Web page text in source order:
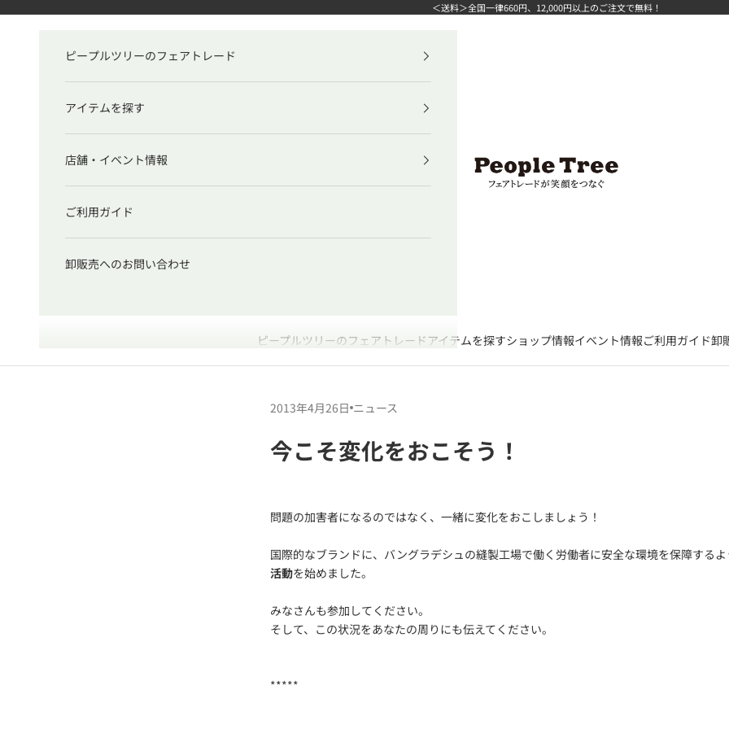
＜送料＞全国一律660円、12,000円以上のご注文で無料！
ピープルツリー公式オンラインショップ
ピープルツリーのフェアトレード アイテムを探すショップ情報イベント情報ご利用ガイド卸
ピープルツリーのフェアトレード
アイテムを探す
店舗・イベント情報
ご利用ガイド
卸販売へのお問い合わせ
2013年4月26日 ニュース
今こそ変化をおこそう！
問題の加害者になるのではなく、一緒に変化をおこしましょう！
国際的なブランドに、バングラデシュの縫製工場で働く労働者に安全な環境を保障するよ
活動を始めました。
みなさんも参加してください。
そして、この状況をあなたの周りにも伝えてください。
*****